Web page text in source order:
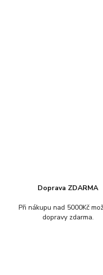
Doprava ZDARMA
Při nákupu nad 5000Kč
dopravy zdarma.